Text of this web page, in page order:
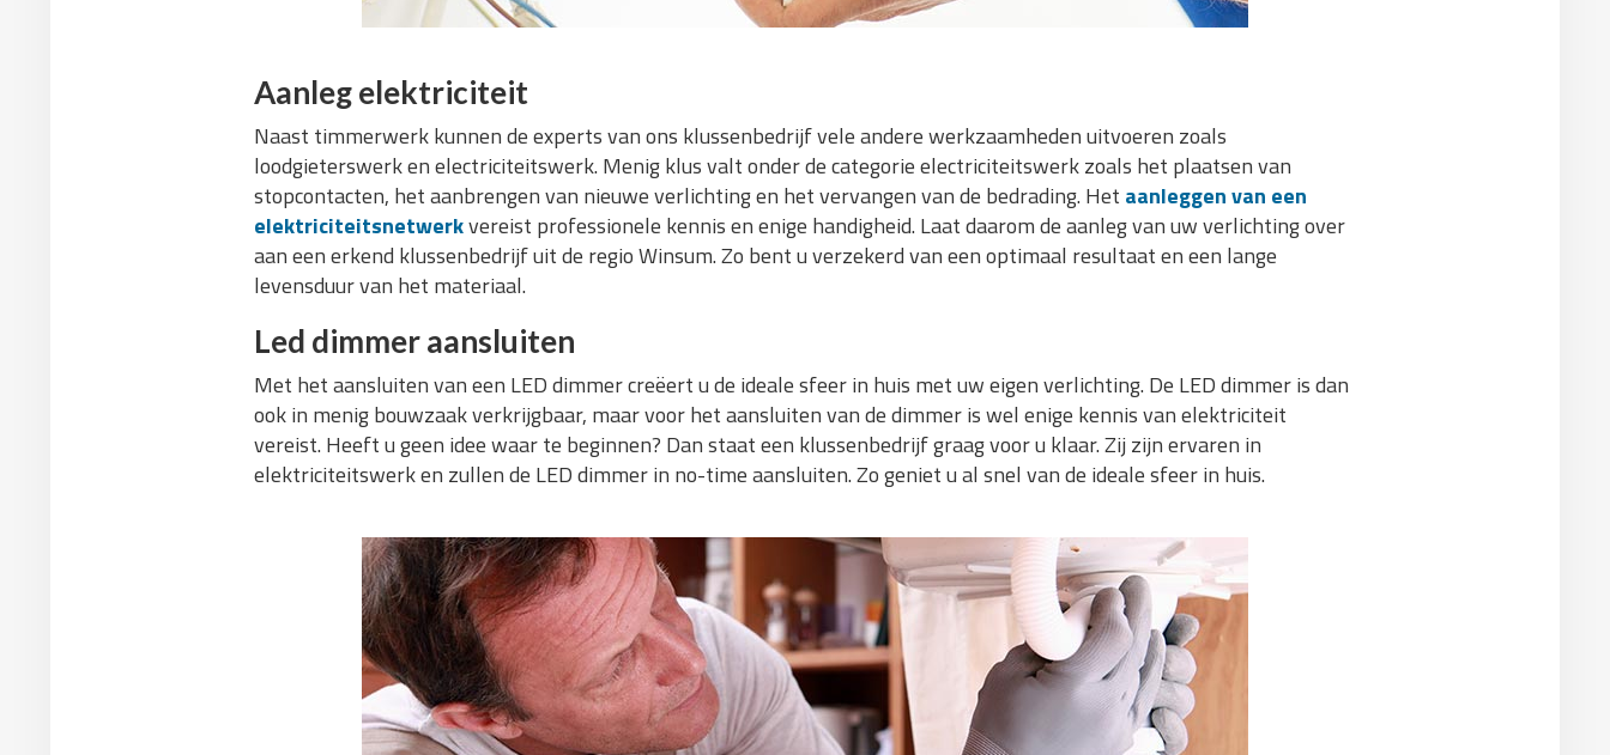
Aanleg elektriciteit
Naast timmerwerk kunnen de experts van ons klussenbedrijf vele andere werkzaamheden uitvoeren zoals
loodgieterswerk en electriciteitswerk. Menig klus valt onder de categorie electriciteitswerk zoals het plaatsen van
stopcontacten, het aanbrengen van nieuwe verlichting en het vervangen van de bedrading. Het aanleggen van een
elektriciteitsnetwerkvereist professionele kennis en enige handigheid. Laat daarom de aanleg van uw verlichting over
aan een erkend klussenbedrijf uit de regio Winsum. Zo bent u verzekerd van een optimaal resultaat en een lange
levensduur van het materiaal.
Led dimmer aansluiten
Met het aansluiten van een LED dimmer creëert u de ideale sfeer in huis met uw eigen verlichting. De LED dimmer is dan
ook in menig bouwzaak verkrijgbaar, maar voor het aansluiten van de dimmer is wel enige kennis van elektriciteit
vereist. Heeft u geen idee waar te beginnen? Dan staat een klussenbedrijf graag voor u klaar. Zij zijn ervaren in
elektriciteitswerk en zullen de LED dimmer in no-time aansluiten. Zo geniet u al snel van de ideale sfeer in huis.